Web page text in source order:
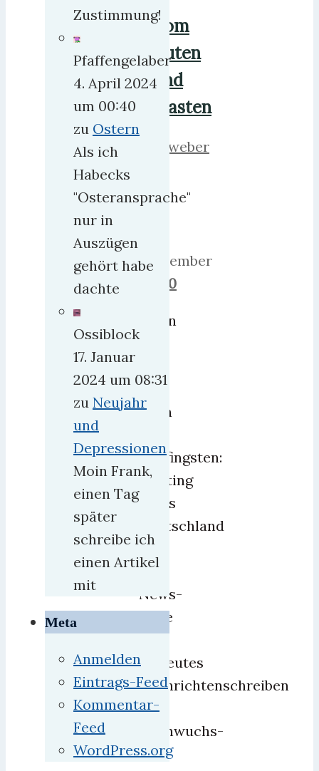
Vom
Tuten
und
Blasten
herrweber
Mai
September
0
Einen
hab
ich
noch
Anpfingsten:
Blasting
News
Deutschland
Eine
Art
News-
Seite
für
betreutes
Nachrichtenschreiben
von
Nachwuchs-
und
Zustimmung!
Pfaffengelaber
4. April 2024
um 00:40
zu Ostern
Als ich
Habecks
"Osteransprache"
nur in
Auszügen
gehört habe
dachte
Ossiblock
17. Januar
2024 um 08:31
zu Neujahr
und
Depressionen
Moin Frank,
einen Tag
später
schreibe ich
einen Artikel
mit
Meta
Anmelden
Eintrags-Feed
Kommentar-
Feed
WordPress.org